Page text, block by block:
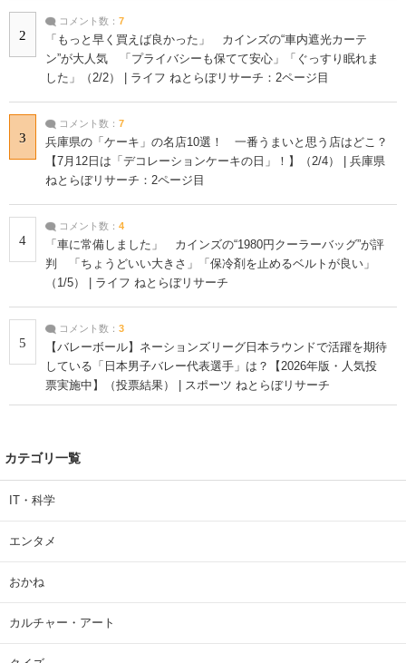
2
コメント数： 7
「もっと早く買えば良かった」 カインズの“車内遮光カーテ
ン”が大人気 「プライバシーも保てて安心」「ぐっすり眠れま
した」（2/2） | ライフ ねとらぼリサーチ：2ページ目
3
コメント数： 7
兵庫県の「ケーキ」の名店10選！ 一番うまいと思う店はどこ？
【7月12日は「デコレーションケーキの日」！】（2/4） | 兵庫県
ねとらぼリサーチ：2ページ目
4
コメント数： 4
「車に常備しました」 カインズの“1980円クーラーバッグ”が評
判 「ちょうどいい大きさ」「保冷剤を止めるベルトが良い」
（1/5） | ライフ ねとらぼリサーチ
5
コメント数： 3
【バレーボール】ネーションズリーグ日本ラウンドで活躍を期待
している「日本男子バレー代表選手」は？【2026年版・人気投
票実施中】（投票結果） | スポーツ ねとらぼリサーチ
カテゴリ一覧
IT・科学
エンタメ
おかね
カルチャー・アート